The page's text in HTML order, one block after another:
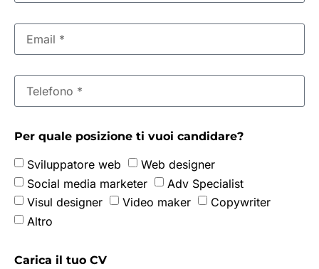
Per quale posizione ti vuoi candidare?
Sviluppatore web
Web designer
Social media marketer
Adv Specialist
Visul designer
Video maker
Copywriter
Altro
Carica il tuo CV